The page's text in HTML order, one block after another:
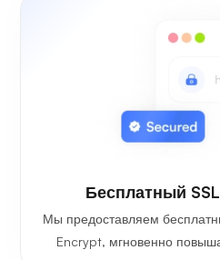
Бесплатный
Мы предоставляем
Encrypt, мгновенно